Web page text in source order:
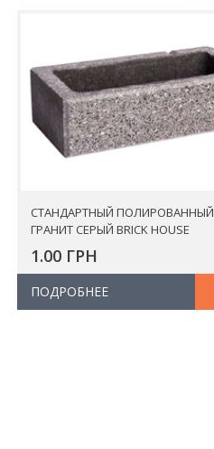
СТАНДАРТНЫЙ ПОЛИРОВАННЫЙ
ГРАНИТ СЕРЫЙ BRICK HOUSE
1.00 ГРН
ПОДРОБНЕЕ